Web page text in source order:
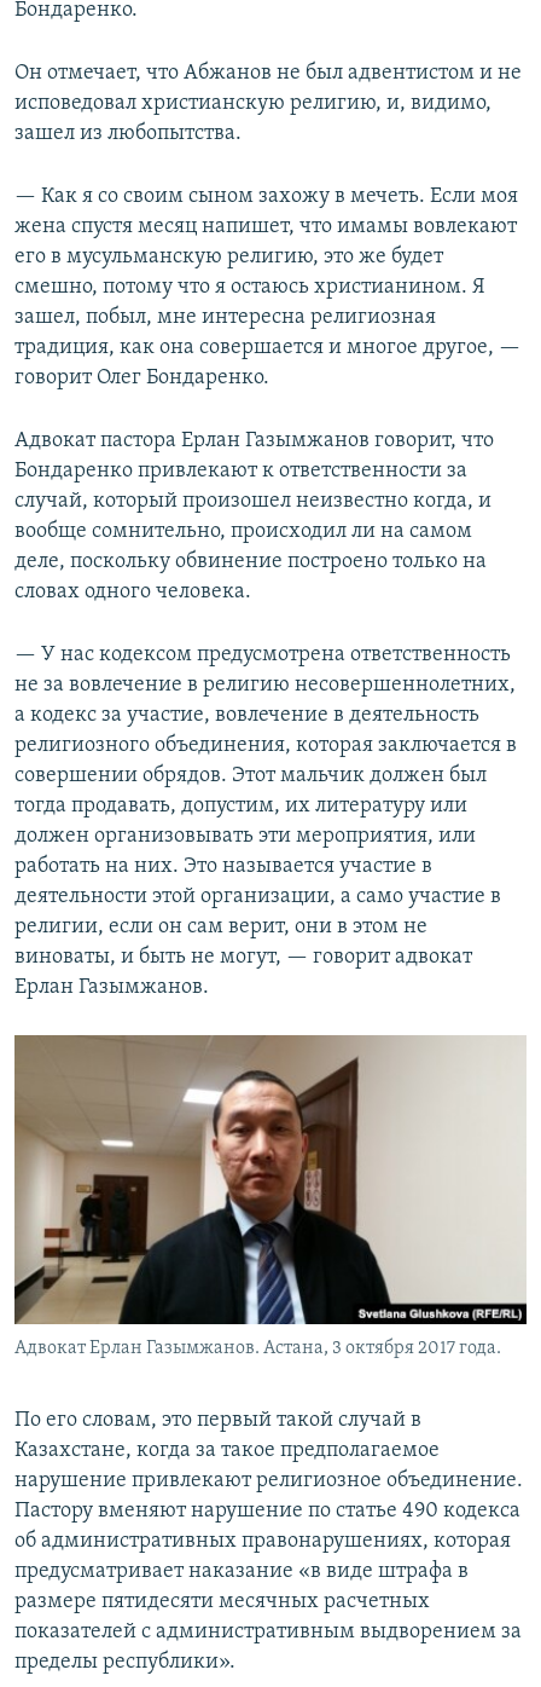
Бондаренко.
Он отмечает, что Абжанов не был адвентистом и не
исповедовал христианскую религию, и, видимо,
зашел из любопытства.
— Как я со своим сыном захожу в мечеть. Если моя
жена спустя месяц напишет, что имамы вовлекают
его в мусульманскую религию, это же будет
смешно, потому что я остаюсь христианином. Я
зашел, побыл, мне интересна религиозная
традиция, как она совершается и многое другое, —
говорит Олег Бондаренко.
Адвокат пастора Ерлан Газымжанов говорит, что
Бондаренко привлекают к ответственности за
случай, который произошел неизвестно когда, и
вообще сомнительно, происходил ли на самом
деле, поскольку обвинение построено только на
словах одного человека.
— У нас кодексом предусмотрена ответственность
не за вовлечение в религию несовершеннолетних,
а кодекс за участие, вовлечение в деятельность
религиозного объединения, которая заключается в
совершении обрядов. Этот мальчик должен был
тогда продавать, допустим, их литературу или
должен организовывать эти мероприятия, или
работать на них. Это называется участие в
деятельности этой организации, а само участие в
религии, если он сам верит, они в этом не
виноваты, и быть не могут, — говорит адвокат
Ерлан Газымжанов.
Адвокат Ерлан Газымжанов. Астана, 3 октября 2017 года.
По его словам, это первый такой случай в
Казахстане, когда за такое предполагаемое
нарушение привлекают религиозное объединение.
Пастору вменяют нарушение по статье 490 кодекса
об административных правонарушениях, которая
предусматривает наказание «в виде штрафа в
размере пятидесяти месячных расчетных
показателей с административным выдворением за
пределы республики».